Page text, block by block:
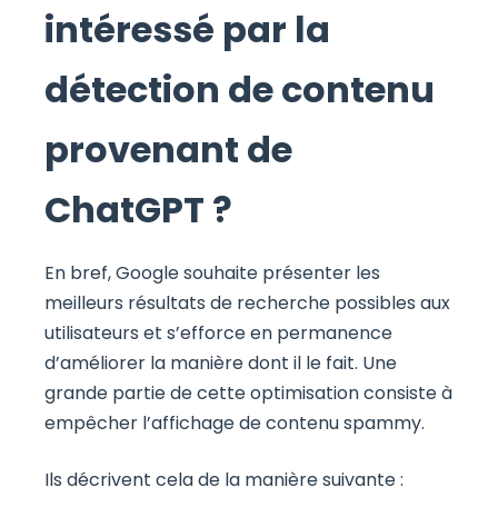
intéressé par la
détection de contenu
provenant de
ChatGPT ?
En bref, Google souhaite présenter les
meilleurs résultats de recherche possibles aux
utilisateurs et s’efforce en permanence
d’améliorer la manière dont il le fait. Une
grande partie de cette optimisation consiste à
empêcher l’affichage de contenu spammy.
Ils décrivent cela de la manière suivante :